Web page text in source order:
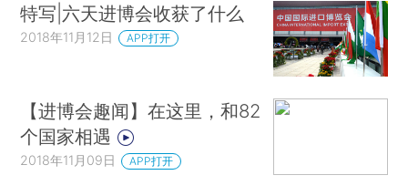
特写|六天进博会收获了什么
2018年11月12日 APP打开
【进博会趣闻】在这里，和82
个国家相遇
2018年11月09日 APP打开